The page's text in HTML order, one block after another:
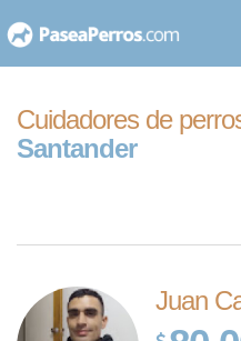
al
Cuidadores de
Santander
Juan